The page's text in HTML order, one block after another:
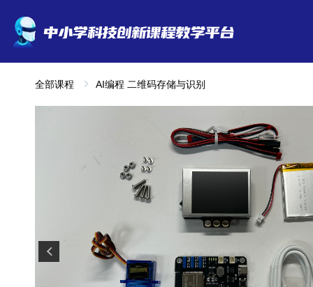
全部课程 AI编程 二维码存储与识别